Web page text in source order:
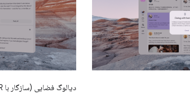
دیالوگ فضایی (سازگار با XR)